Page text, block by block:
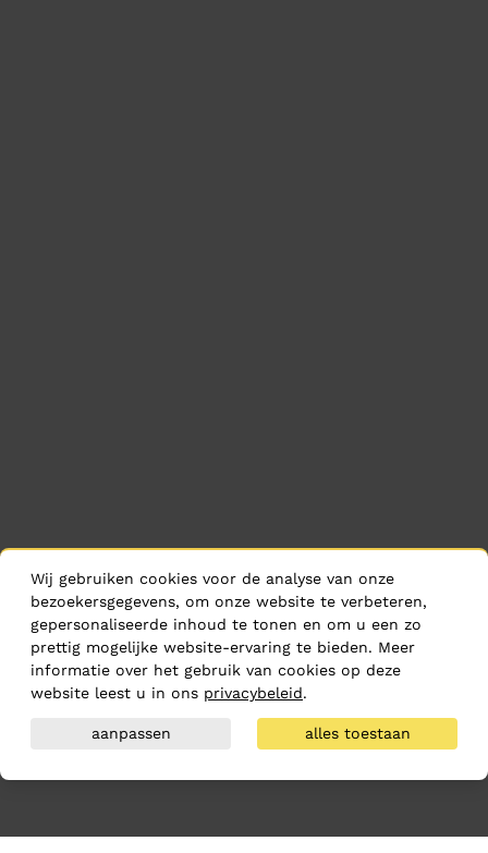
Wij gebruiken cookies voor de analyse van onze
bezoekersgegevens, om onze website te verbeteren,
gepersonaliseerde inhoud te tonen en om u een zo
prettig mogelijke website-ervaring te bieden. Meer
informatie over het gebruik van cookies op deze
website leest u in ons privacybeleid.
aanpassen alles toestaan